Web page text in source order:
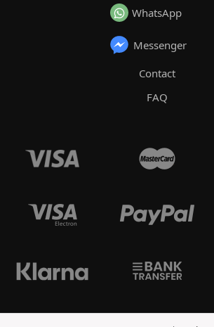
WhatsApp
Messenger
Contact
FAQ